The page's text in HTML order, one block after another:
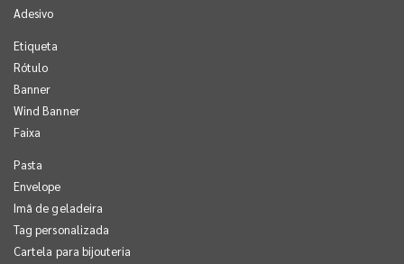
Adesivo
Etiqueta
Rótulo
Banner
Wind Banner
Faixa
Pasta
Envelope
Imã de geladeira
Tag personalizada
Cartela para bijouteria